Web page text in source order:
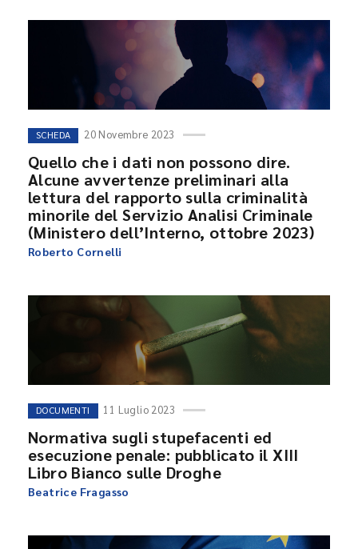
SCHEDA 20 Novembre 2023
Quello che i dati non possono dire.
Alcune avvertenze preliminari alla
lettura del rapporto sulla criminalità
minorile del Servizio Analisi Criminale
(Ministero dell’Interno, ottobre 2023)
Roberto Cornelli
DOCUMENTI 11 Luglio 2023
Normativa sugli stupefacenti ed
esecuzione penale: pubblicato il XIII
Libro Bianco sulle Droghe
Beatrice Fragasso